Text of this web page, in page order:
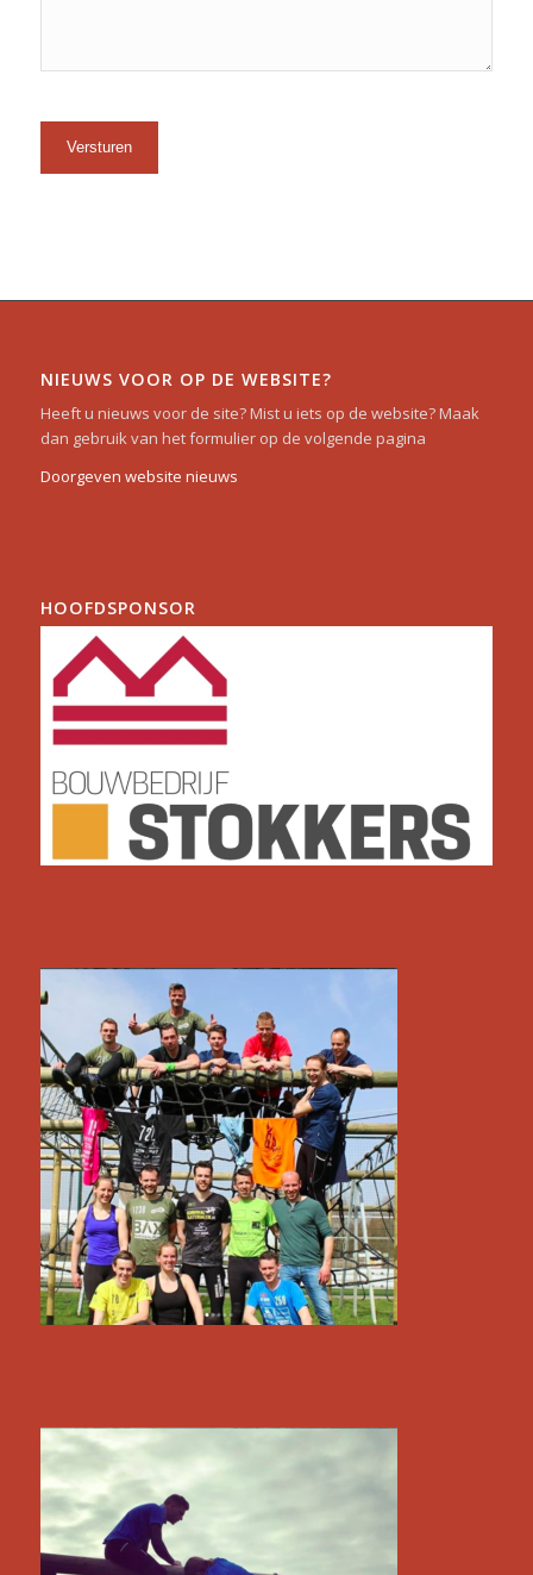
NIEUWS VOOR OP DE WEBSITE?
Heeft u nieuws voor de site? Mist u iets op de website? Maak
dan gebruik van het formulier op de volgende pagina
Doorgeven website nieuws
HOOFDSPONSOR